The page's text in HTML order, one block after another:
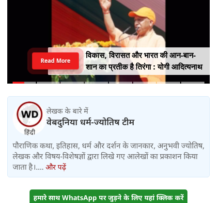
विकास, विरासत और भारत की आन-बान-
शान का प्रतीक है तिरंगा : योगी आदित्यनाथ
Read More
लेखक के बारे में
वेबदुनिया धर्म-ज्योतिष टीम
पौराणिक कथा, इतिहास, धर्म और दर्शन के जानकार, अनुभवी ज्योतिष,
लेखक और विषय-विशेषज्ञों द्वारा लिखे गए आलेखों का प्रकाशन किया
जाता है।.... और पढ़ें
हमारे साथ WhatsApp पर जुड़ने के लिए यहां क्लिक करें